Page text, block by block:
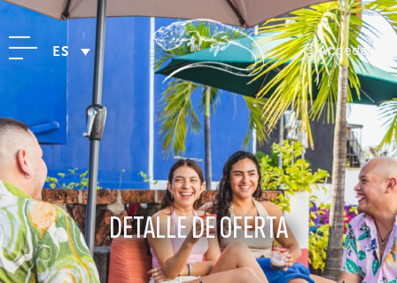
ES Acceder
DETALLE DE OFERTA